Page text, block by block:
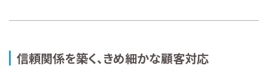
信頼関係を築く、きめ細かな顧客対応